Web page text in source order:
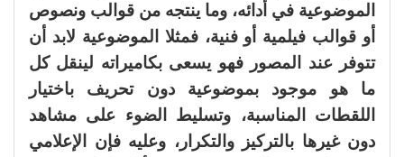
الموضوعية في أدائه، وما ينتجه من قوالب ونصوص
أو قوالب فيلمية أو فنية، فمثلا الموضوعية لابد أن
تتوفر عند المصور فهو يسعى بكاميراته لينقل كل
ما هو موجود بموضوعية دون تحريف باختيار
اللقطات المناسبة، وتسليط الضوء على مشاهد
دون غيرها بالتركيز والتكرار، وعليه فإن الإعلامي